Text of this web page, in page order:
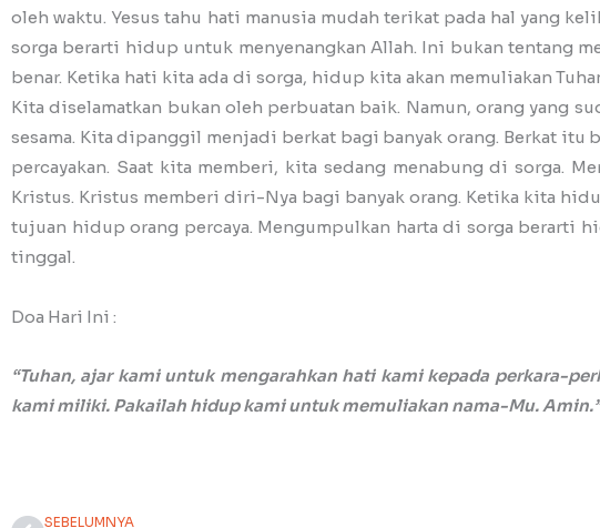
oleh waktu. Yesus tahu hati manusia mudah terikat pada hal yang
sorga berarti hidup untuk menyenangkan Allah. Ini bukan tentang
benar. Ketika hati kita ada di sorga, hidup kita akan memuliakan
Kita diselamatkan bukan oleh perbuatan baik. Namun, orang yang
sesama. Kita dipanggil menjadi berkat bagi banyak orang. Berkat itu
percayakan. Saat kita memberi, kita sedang menabung di sorga.
Kristus. Kristus memberi diri-Nya bagi banyak orang. Ketika kita
tujuan hidup orang percaya. Mengumpulkan harta di sorga berarti
tinggal.
Doa Hari Ini :
“Tuhan, ajar kami untuk mengarahkan hati kami kepada perkara-
kami miliki. Pakailah hidup kami untuk memuliakan nama-Mu. Amin.”
SEBELUMNYA